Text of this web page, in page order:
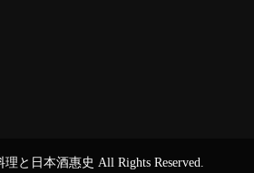
と日本酒惠史 All Rights Reserved.